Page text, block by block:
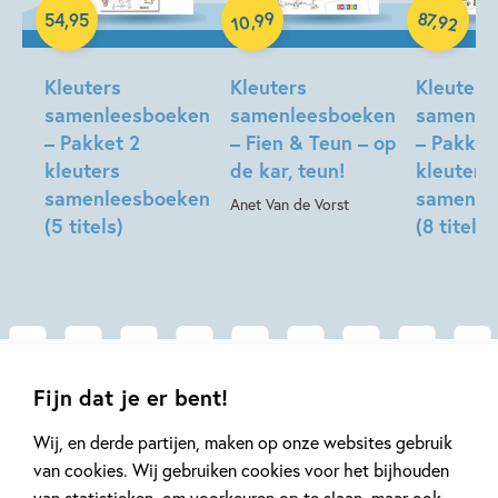
Fijn dat je er bent!
Wij, en derde partijen, maken op onze websites gebruik
van cookies. Wij gebruiken cookies voor het bijhouden
Kleuters
samenleesboeken
– Pakket 2
kleuters
samenleesboeken
(5 titels)
54,95
Samengesteld pakket
Kleuters
samenleesboeken
– Fien & Teun – op
de kar, teun!
Anet Van de Vorst
10,99
Hardcover
Kleuters
– Pakket
kleuters
(8 titels)
87,92
Gerelateerde artikelen
Tiplijst